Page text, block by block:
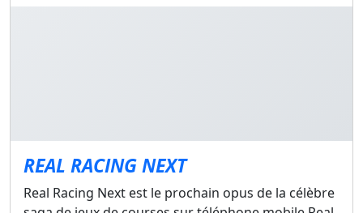
REAL RACING NEXT
Real Racing Next est le prochain opus de la célèbre